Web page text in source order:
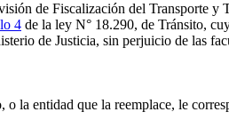
de Fiscalización del Transporte y
4 de la ley N° 18.290, de Tránsito,
de Justicia, sin perjuicio de las
entidad que la reemplace, le